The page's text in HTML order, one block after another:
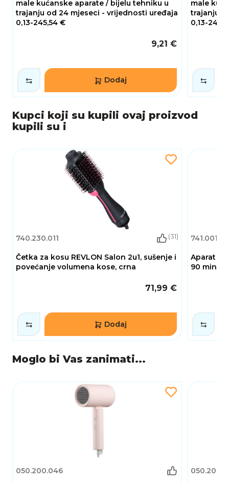
male kućanske aparate / bijelu tehniku u
trajanju od 24 mjeseci - vrijednosti uređaja
0,13-245,54 €
9,21 €
Dodaj
male
trajanju
0,13-
Kupci koji su kupili ovaj proizvod
kupili su i
740.230.011 (31)
Četka za kosu REVLON Salon 2u1, sušenje i
povećanje volumena kose, crna
71,99 €
Dodaj
Aparat za
90 min
Moglo bi Vas zanimati...
050.200.046